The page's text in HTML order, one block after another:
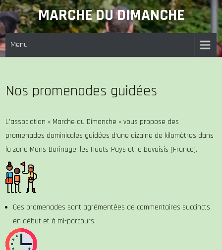
Skip
to
content
MARCHE DU DIMANCHE
Menu
Nos promenades guidées
L’association « Marche du Dimanche » vous propose des
promenades dominicales guidées d’une dizaine de kilomètres dans
la zone Mons-Borinage, les Hauts-Pays et le Bavaisis (France).
Ces promenades sont agrémentées de commentaires succincts
en début et à mi-parcours.